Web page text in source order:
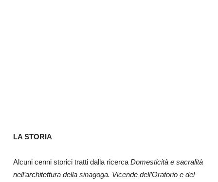
LA STORIA
Alcuni cenni storici tratti dalla ricerca Domesticità e sacralità
nell’architettura della sinagoga. Vicende dell’Oratorio e del